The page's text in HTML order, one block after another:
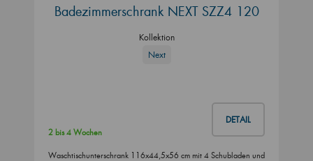
Badezimmerschrank NEXT SZZ4 120
Kollektion
Next
DETAIL
2 bis 4 Wochen
Waschtischunterschrank 116x44,5x56 cm mit 4 Schubladen und